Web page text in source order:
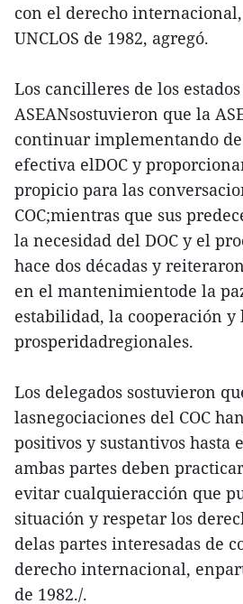
con el derecho
UNCLOS de 1982, agregó.
Los cancilleres de los
ASEANsostuvieron que la
continuar implementando
efectiva elDOC y
propicio para las
COC;mientras que sus
la necesidad del DOC y el
hace dos décadas y
en el mantenimientode la
estabilidad, la cooperación y
prosperidadregionales.
Los delegados sostuvieron
lasnegociaciones del COC
positivos y sustantivos hasta
ambas partes deben
evitar cualquieracción que
situación y respetar los
delas partes interesadas de
derecho internacional,
de 1982./.